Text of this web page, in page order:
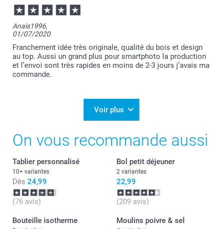
Anais1996,
01/07/2020
Franchement idée très originale, qualité du bois et design
au top. Aussi un grand plus pour smartphoto la production
et l’envoi sont très rapides en moins de 2-3 jours j’avais ma
commande.
Voir plus
On vous recommande aussi
Tablier personnalisé
10+ variantes
Dès 24,99
(76 avis)
Bol petit déjeuner
2 variantes
22,99
(209 avis)
Bouteille isotherme Moulins poivre & sel